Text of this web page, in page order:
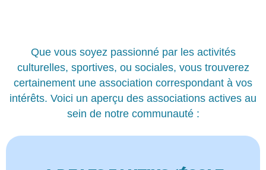
Que vous soyez passionné par les activités
culturelles, sportives, ou sociales, vous trouverez
certainement une association correspondant à vos
intérêts. Voici un aperçu des associations actives au
sein de notre communauté :